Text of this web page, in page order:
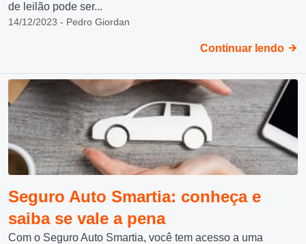
de leilão pode ser...
14/12/2023 - Pedro Giordan
Continuar lendo
Seguro Auto Smartia: conheça e
saiba se vale a pena
Com o Seguro Auto Smartia, você tem acesso a uma